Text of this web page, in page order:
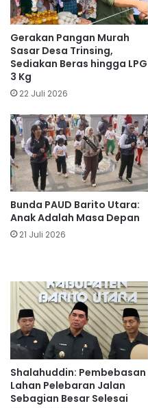
Gerakan Pangan Murah
Sasar Desa Trinsing,
Sediakan Beras hingga LPG
3 Kg
22 Juli 2026
Bunda PAUD Barito Utara:
Anak Adalah Masa Depan
21 Juli 2026
Shalahuddin: Pembebasan
Lahan Pelebaran Jalan
Sebagian Besar Selesai